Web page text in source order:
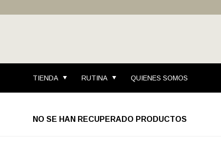
TIENDA RUTINA QUIENES SOMOS
NO SE HAN RECUPERADO PRODUCTOS